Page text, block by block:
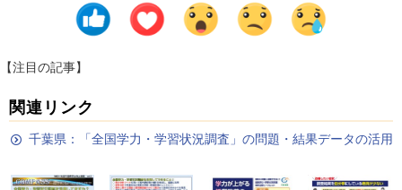
【注目の記事】
関連リンク
千葉県：「全国学力・学習状況調査」の問題・結果データの活用